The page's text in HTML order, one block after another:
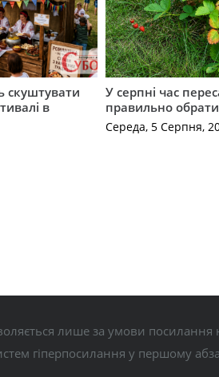
в
У серпні час
правильно
Середа, 5 Серпня,
лише за умови посилання
гіперпосилання у першому